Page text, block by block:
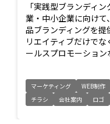
「実践型ブランディ
業・中小企業に向け
品ブランディングを提
リエイティブだけで
ールスプロモーション
マーケティング WEB制作
チラシ
会社案内 ロゴ